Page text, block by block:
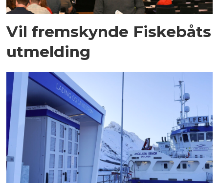
Vil fremskynde Fiskebåts
utmelding